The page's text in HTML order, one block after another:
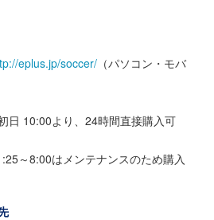
eplus.jp/soccer/ （パソコン・モバ
日 10:00より、24時間直接購入可
～8:00はメンテナンスのため購入